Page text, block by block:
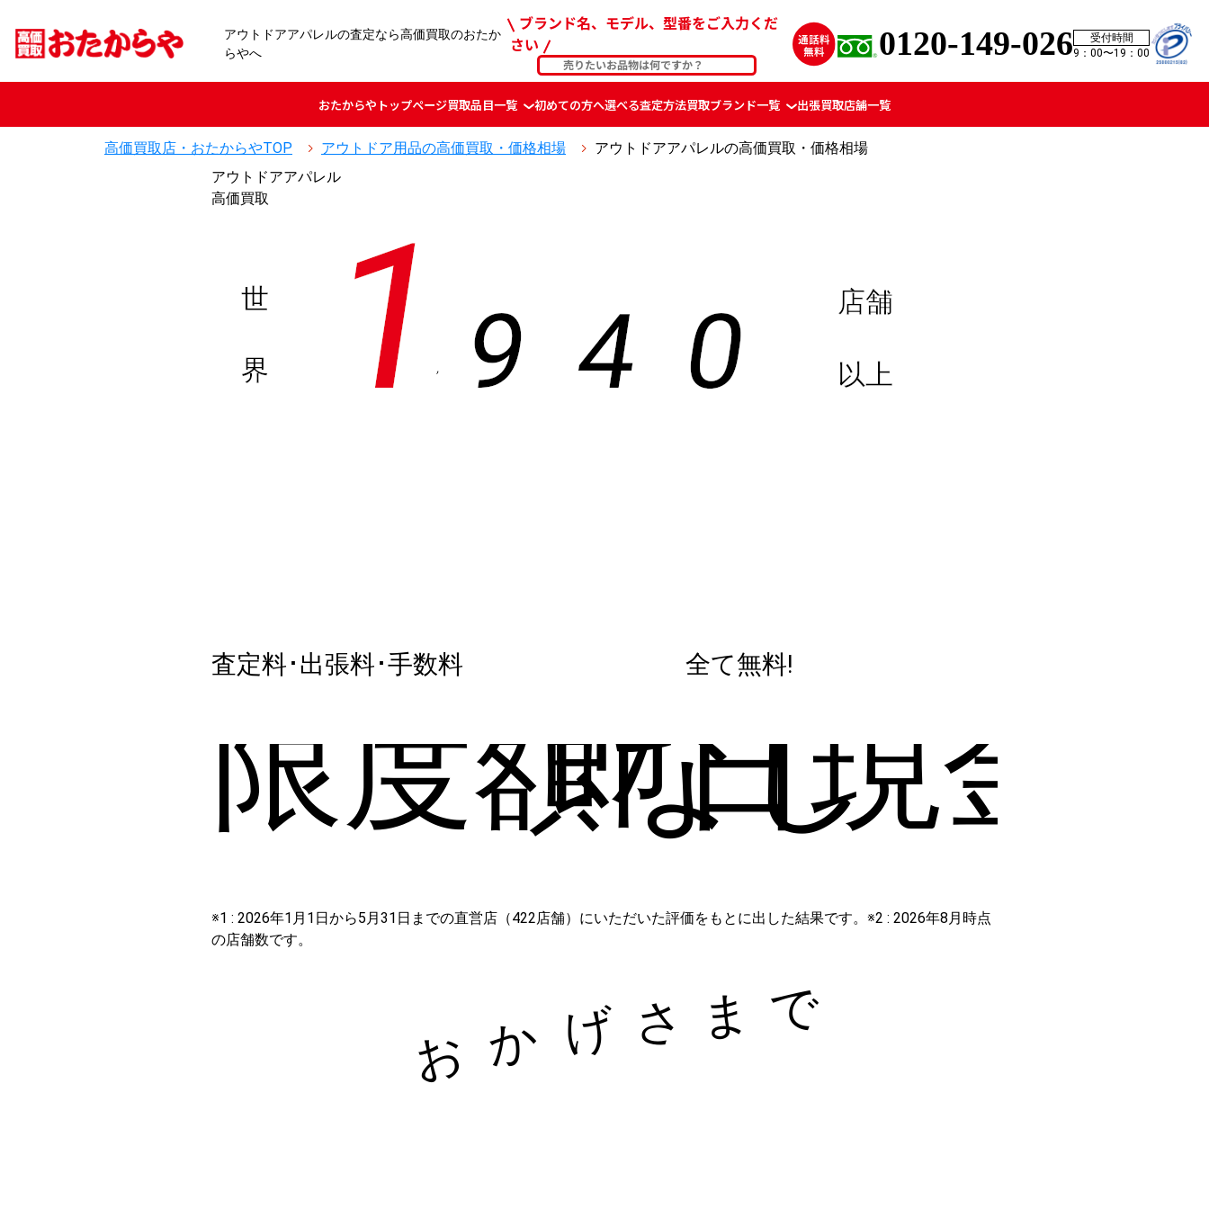
アウトドアアパレルの査定なら高価買取のおたか
らやへ
ブランド名、モデル、型番をご入力くだ
さい
0120-149-026
受付時間
9：00〜19：00
おたからや トップページ買取品目一覧 初めての方へ選べる査定方法買取ブランド一覧 出張買取店舗一覧
高価買取店・おたからやTOP アウトドア用品の高価買取・価格相場
アウトドアアパレルの高価買取・価格相場
アウトドアアパレル
高価買取
世
界
店舗
以上
1, 9 4 0
査定料･出張料･手数料 全て無料!
限度額なし
即日現金
※1 : 2026年1月1日から5月31日までの直営店（422店舗）にいただいた評価をもとに出した結果です。※2 : 2026年8月時点
の店舗数です。
お か げ さ ま で